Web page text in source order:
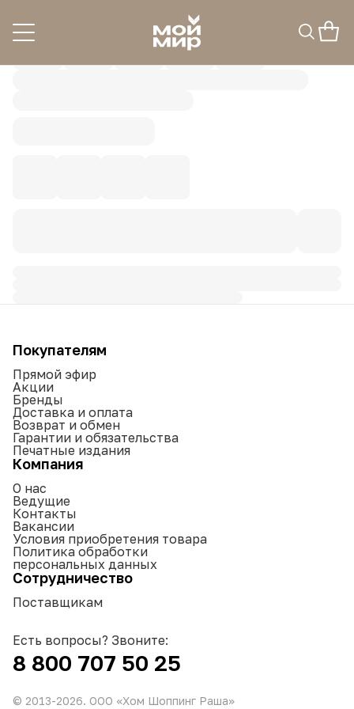
Покупателям
Прямой эфир
Акции
Бренды
Доставка и оплата
Возврат и обмен
Гарантии и обязательства
Печатные издания
Компания
О нас
Ведущие
Контакты
Вакансии
Условия приобретения товара
Политика обработки
персональных данных
Сотрудничество
Поставщикам
Есть вопросы? Звоните:
8 800 707 50 25
© 2013-2026. ООО «Хом Шоппинг Раша»